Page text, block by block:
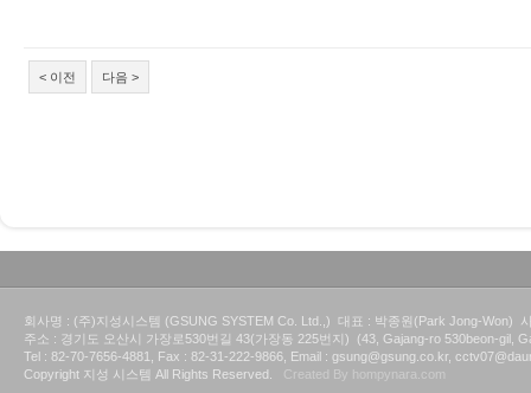
< 이전 다음 >
회사명 : (주)지성시스템 (GSUNG SYSTEM Co. Ltd.,) 대표 : 박종원(Park Jong-Won)
주소 : 경기도 오산시 가장로530번길 43(가장동 225번지) (43, Gajang-ro 530beon-gil,
Tel : 82-70-7656-4881, Fax : 82-31-222-9866, Email : gsung@gsung.co.kr,
Copyright 지성 시스템 All Rights Reserved. Created By hompynara.com